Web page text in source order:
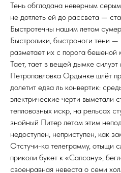
Тень обглодана неверным
не дотлеть ей до рассвета —
Быстротечны нашим летом
Быстролики, быстроноги тени —
разметает их с порога бешеной
Тает, тает в вещей дымке
Петропавловка Ордынке шлёт
долетит едва ль конвертик:
электрические черти выметали
тепловозных искр, на рельсах
знойный Питер летом этим
недоступен, неприступен, как
Отстучи-ка телеграмму, отыщи
приколи букет к «Сапсану»,
своенравная невеста о семи